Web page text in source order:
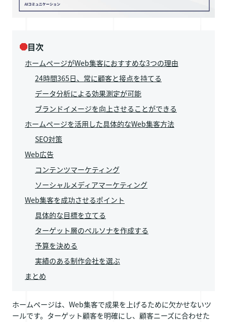
目次
ホームページがWeb集客におすすめな3つの理由
24時間365日、常に顧客と接点を持てる
データ分析による効果測定が可能
ブランドイメージを向上させることができる
ホームページを活用した具体的なWeb集客方法
SEO対策
Web広告
コンテンツマーケティング
ソーシャルメディアマーケティング
Web集客を成功させるポイント
具体的な目標を立てる
ターゲット層のペルソナを作成する
予算を決める
実績のある制作会社を選ぶ
まとめ
ホームページは、Web集客で成果を上げるために欠かせないツ
ールです。ターゲット顧客を明確にし、顧客ニーズに合わせた